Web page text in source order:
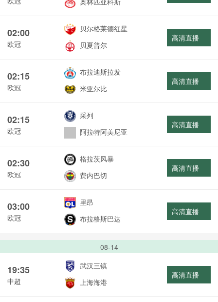
02:00
欧冠
贝尔格莱德红星
贝夏普尔
高清直播
02:15
欧冠
布拉迪斯拉发
米亚尔比
高清直播
02:15
欧冠
采列
阿拉特阿美尼亚
高清直播
02:30
欧冠
格拉茨风暴
费内巴切
高清直播
03:00
欧冠
里昂
布拉格斯巴达
高清直播
08-14
19:35
中超
武汉三镇
上海海港
高清直播